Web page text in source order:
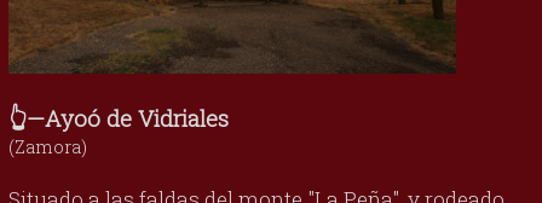
👆—Ayoó de Vidriales
(Zamora)